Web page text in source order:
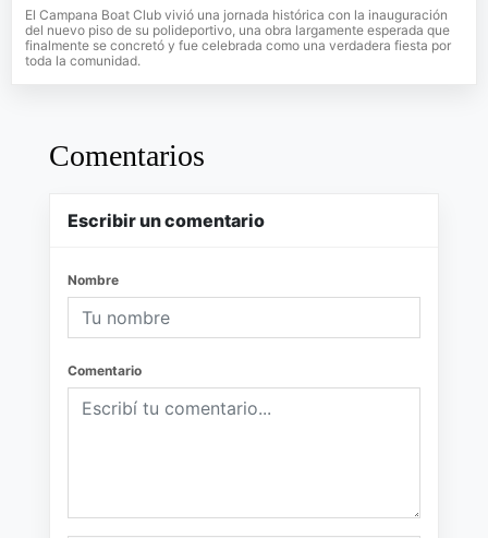
El Campana Boat Club vivió una jornada histórica con la inauguración
del nuevo piso de su polideportivo, una obra largamente esperada que
finalmente se concretó y fue celebrada como una verdadera fiesta por
toda la comunidad.
Comentarios
Escribir un comentario
Nombre
Comentario